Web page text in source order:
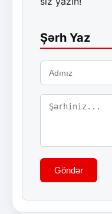
Şərh Yaz
Göndər